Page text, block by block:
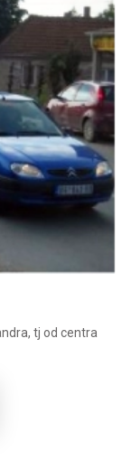
tj od centra